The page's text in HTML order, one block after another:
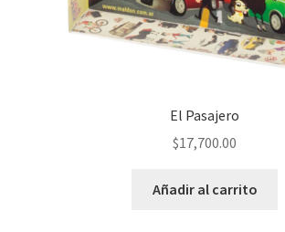
El Pasajero
$17,700.00
Añadir al carrito